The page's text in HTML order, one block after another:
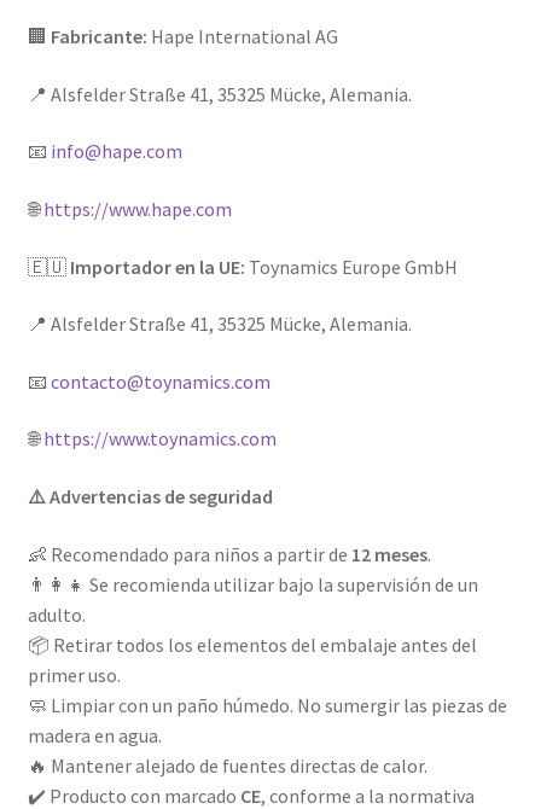
🏢 Fabricante: Hape International AG
📍 Alsfelder Straße 41, 35325 Mücke, Alemania.
📧 info@hape.com
🌐https://www.hape.com
🇪🇺 Importador en la UE: Toynamics Europe GmbH
📍 Alsfelder Straße 41, 35325 Mücke, Alemania.
📧 contacto@toynamics.com
🌐https://www.toynamics.com
⚠️ Advertencias de seguridad
👶 Recomendado para niños a partir de 12 meses.
👨‍👩‍👧 Se recomienda utilizar bajo la supervisión de un
adulto.
📦 Retirar todos los elementos del embalaje antes del
primer uso.
🧼 Limpiar con un paño húmedo. No sumergir las piezas de
madera en agua.
🔥 Mantener alejado de fuentes directas de calor.
✔️ Producto con marcado CE, conforme a la normativa